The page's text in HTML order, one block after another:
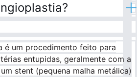
é um procedimento feito para
entupidas, geralmente com a
stent (pequena malha metálica)